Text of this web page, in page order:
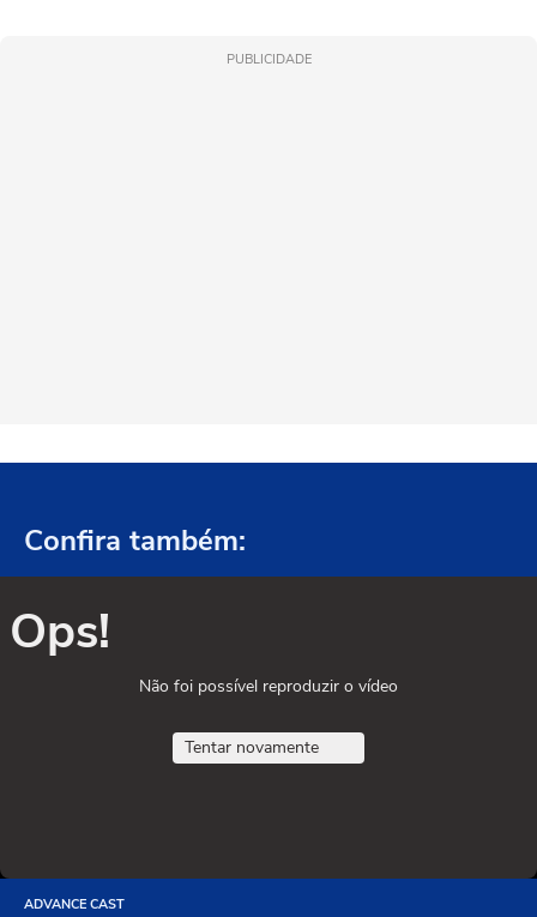
PUBLICIDADE
Confira também:
Ops!
Não foi possível reproduzir o vídeo
Tentar novamente
ADVANCE CAST